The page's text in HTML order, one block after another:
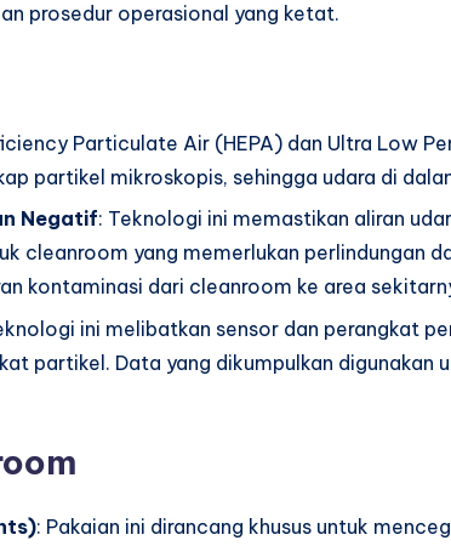
prosedur operasional yang ketat.
Particulate Air (HEPA) dan Ultra Low
partikel mikroskopis, sehingga udara di
Negatif: Teknologi ini memastikan aliran
cleanroom yang memerlukan perlindungan
kontaminasi dari cleanroom ke area
ini melibatkan sensor dan perangkat
partikel. Data yang dikumpulkan
: Pakaian ini dirancang khusus untuk